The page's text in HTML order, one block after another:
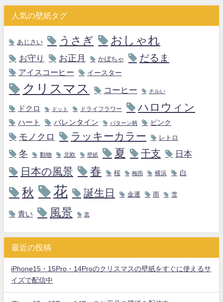
人気の壁紙タグ
あじさい うさぎ おしゃれ
お守り お正月 かぼちゃ だるま
アイスコーヒー イースター
クリスマス コーヒー チルい
ドクロ ドット ドライフラワー ハロウィン
ハート バレンタイン パターン柄 ピンク
モノクロ ラッキーカラー レトロ
冬 動物 北欧 壁紙 夏 干支 日本
日本の風景 春 桜 梅雨 横浜 白
秋 花 誕生日 金運 雨 雪
青い 風景 黒
最近の投稿
iPhone15・15Pro・14Proのクリスマスの壁紙をすぐに使えるサ
イズで配信中